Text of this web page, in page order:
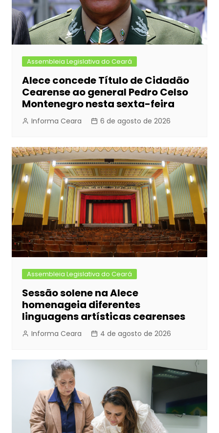
Assembleia Legislativa do Ceará
Alece concede Título de Cidadão
Cearense ao general Pedro Celso
Montenegro nesta sexta-feira
Informa Ceara 6 de agosto de 2026
Assembleia Legislativa do Ceará
Sessão solene na Alece
homenageia diferentes
linguagens artísticas cearenses
Informa Ceara 4 de agosto de 2026